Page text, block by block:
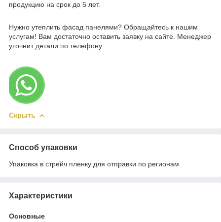
продукцию на срок до 5 лет.
Нужно утеплить фасад панелями? Обращайтесь к нашим
услугам! Вам достаточно оставить заявку на сайте. Менеджер
уточнит детали по телефону.
Скрыть
Способ упаковки
Упаковка в стрейч пленку для отправки по регионам.
Характеристики
Основные